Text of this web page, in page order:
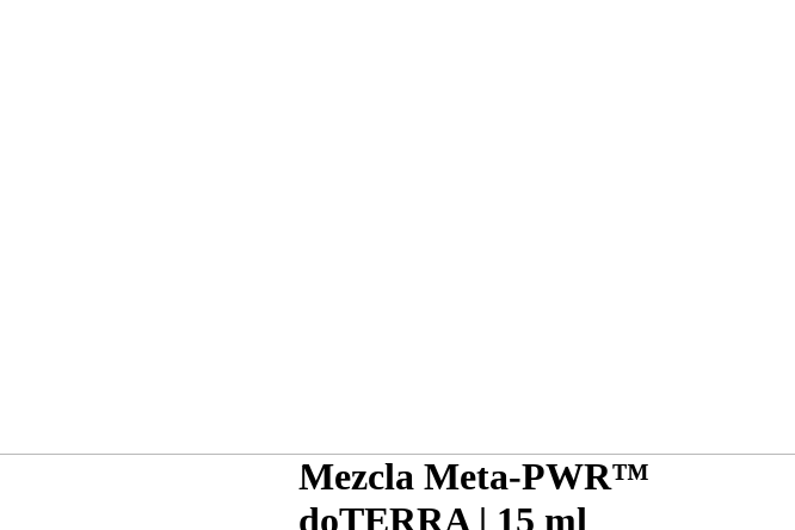
Mezcla Meta-PWR™
doTERRA | 15 ml